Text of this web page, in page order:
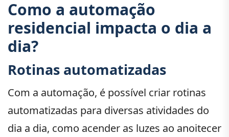
Como a automação
residencial impacta o dia a
dia?
Rotinas automatizadas
Com a automação, é possível criar rotinas
automatizadas para diversas atividades do
dia a dia, como acender as luzes ao anoitecer